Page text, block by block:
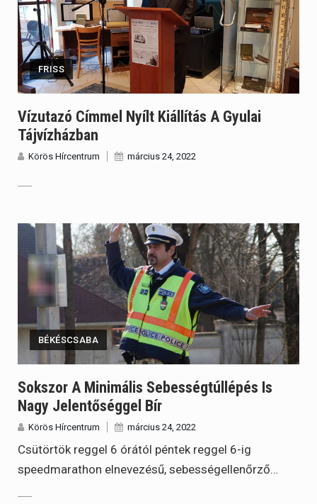
FRISS
Vízutazó Címmel Nyílt Kiállítás A Gyulai
Tájvízházban
Körös Hírcentrum március 24, 2022
BÉKÉSCSABA
Sokszor A Minimális Sebességtúllépés Is
Nagy Jelentőséggel Bír
Körös Hírcentrum március 24, 2022
Csütörtök reggel 6 órától péntek reggel 6-ig
speedmarathon elnevezésű, sebességellenőrző…